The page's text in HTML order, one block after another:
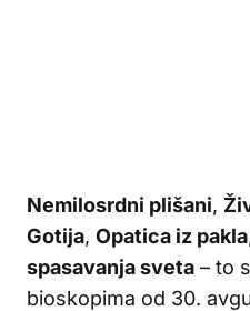
Nemilosrdni plišani,
Gotija, Opatica iz pakla
spasavanja sveta – to
bioskopima od 30.